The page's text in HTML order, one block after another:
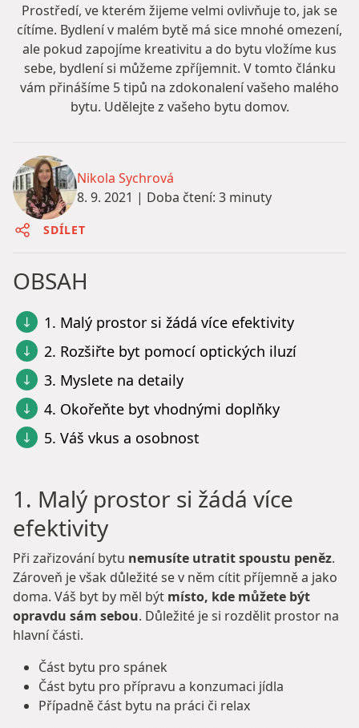
Prostředí, ve kterém žijeme velmi ovlivňuje to, jak se
cítíme. Bydlení v malém bytě má sice mnohé omezení,
ale pokud zapojíme kreativitu a do bytu vložíme kus
sebe, bydlení si můžeme zpříjemnit. V tomto článku
vám přinášíme 5 tipů na zdokonalení vašeho malého
bytu. Udělejte z vašeho bytu domov.
Nikola Sychrová
8. 9. 2021 | Doba čtení: 3 minuty
SDÍLET
OBSAH
1. Malý prostor si žádá více efektivity
2. Rozšiřte byt pomocí optických iluzí
3. Myslete na detaily
4. Okořeňte byt vhodnými doplňky
5. Váš vkus a osobnost
1. Malý prostor si žádá více
efektivity
Při zařizování bytu nemusíte utratit spoustu peněz.
Zároveň je však důležité se v něm cítit příjemně a jako
doma. Váš byt by měl být místo, kde můžete být
opravdu sám sebou. Důležité je si rozdělit prostor na
hlavní části.
Část bytu pro spánek
Část bytu pro přípravu a konzumaci jídla
Případně část bytu na práci či relax